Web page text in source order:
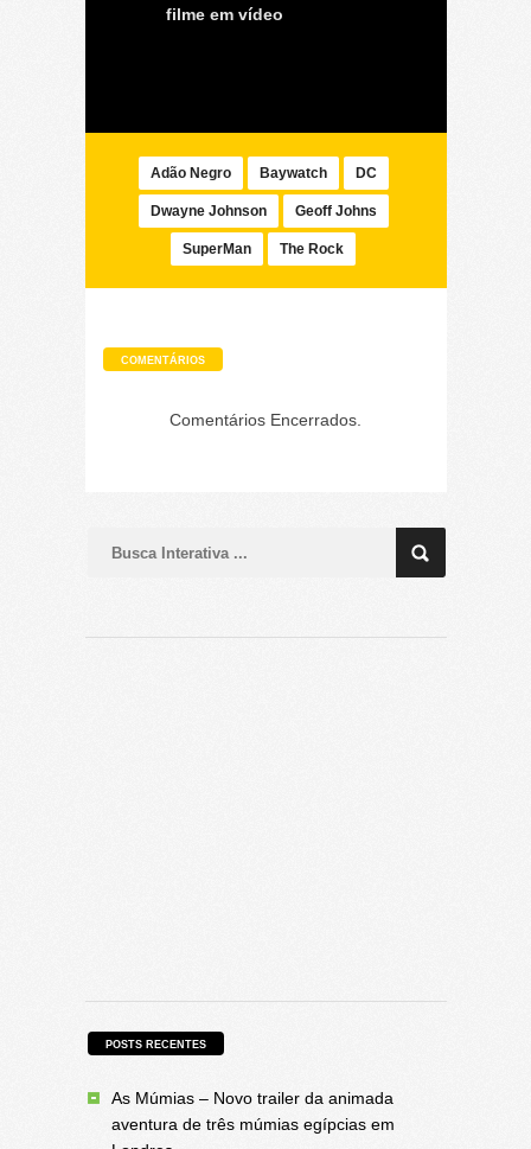
filme em vídeo
Adão Negro Baywatch DC
Dwayne Johnson Geoff Johns
SuperMan The Rock
COMENTÁRIOS
Comentários Encerrados.
POSTS RECENTES
As Múmias – Novo trailer da animada
aventura de três múmias egípcias em